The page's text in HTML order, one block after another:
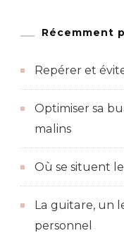
Récemment
Repérer et
Optimiser sa
malins
Où se situent
La guitare, un
personnel